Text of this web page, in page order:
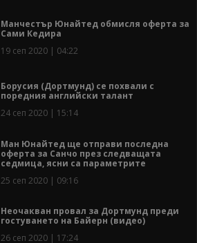
Манчестър Юнайтед обмисля оферта за
Сами Кедира
19 сеп 2020 | 04:22
Борусия (Дортмунд) се похвали с
поредния английски талант
24 сеп 2020 | 15:14
Ман Юнайтед ще отправи последна
оферта за Санчо през следващата
седмица, ясни са параметрите
25 сеп 2020 | 09:16
Неочакван провал за Дортмунд преди
гостуването на Байерн (видео)
26 сеп 2020 | 17:24